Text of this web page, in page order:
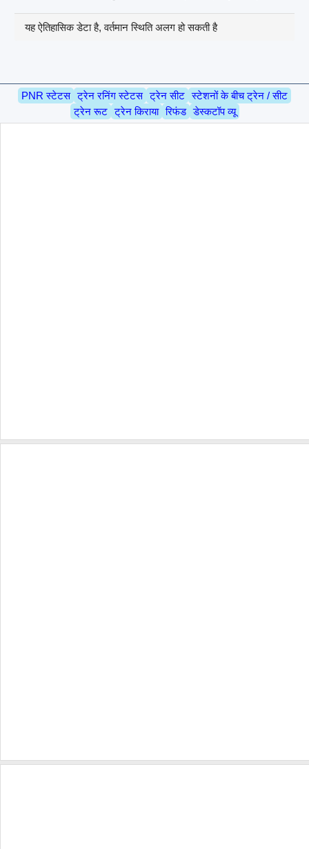
यह ऐतिहासिक डेटा है, वर्तमान स्थिति अलग हो सकती है
PNR स्टेटस ट्रेन रनिंग स्टेटस ट्रेन सीट स्टेशनों के बीच ट्रेन / सीट
ट्रेन रूट ट्रेन किराया रिफंड डेस्कटॉप व्यू